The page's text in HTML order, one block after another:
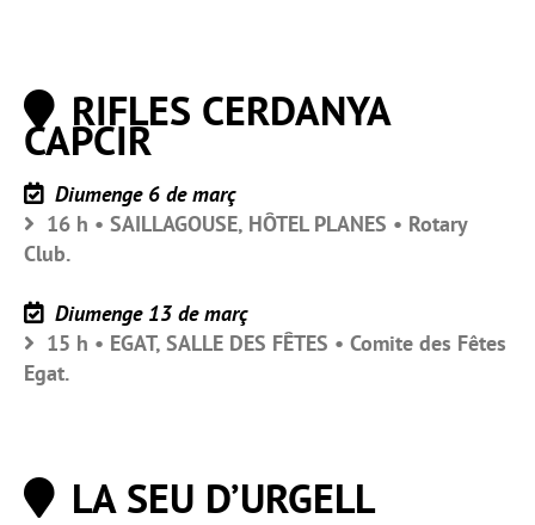
RIFLES CERDANYA
CAPCIR
Diumenge 6 de març
16 h • SAILLAGOUSE, HÔTEL PLANES • Rotary
Club.
Diumenge 13 de març
15 h • EGAT, SALLE DES FÊTES • Comite des Fêtes
Egat.
LA SEU D’URGELL